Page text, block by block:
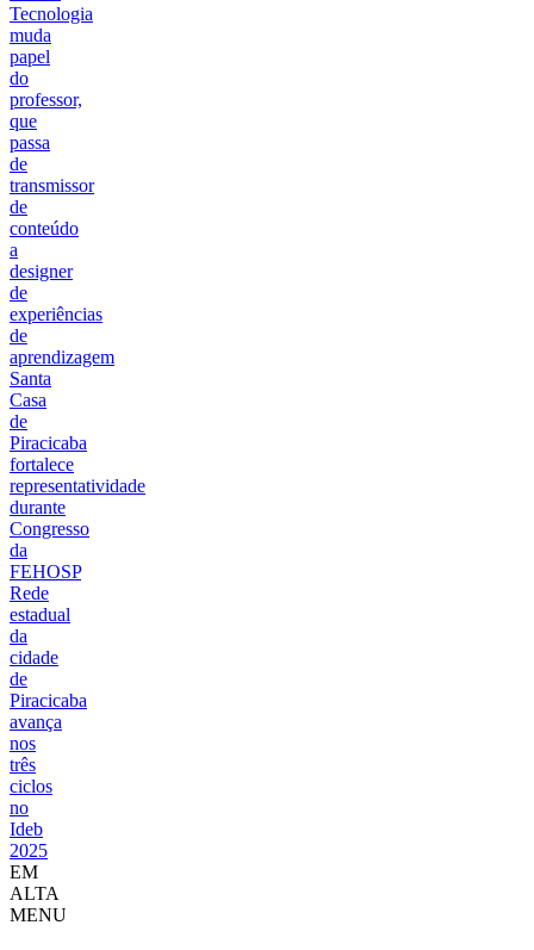
Tecnologia
muda
papel
do
professor,
que
passa
de
transmissor
de
conteúdo
a
designer
de
experiências
de
aprendizagem
Santa
Casa
de
Piracicaba
fortalece
representatividade
durante
Congresso
da
FEHOSP
Rede
estadual
da
cidade
de
Piracicaba
avança
nos
três
ciclos
no
Ideb
2025
EM
ALTA
MENU